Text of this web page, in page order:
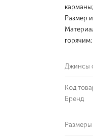
Размер
Джинсы
Код
Бренд
Размеры